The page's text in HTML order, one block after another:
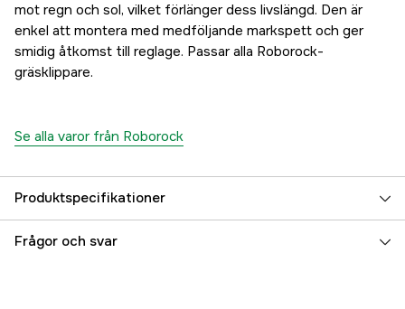
mot regn och sol, vilket förlänger dess livslängd. Den är
enkel att montera med medföljande markspett och ger
smidig åtkomst till reglage. Passar alla Roborock-
gräsklippare.
Se alla varor från Roborock
Produktspecifikationer
Referensnummer 1000872257
Frågor och svar